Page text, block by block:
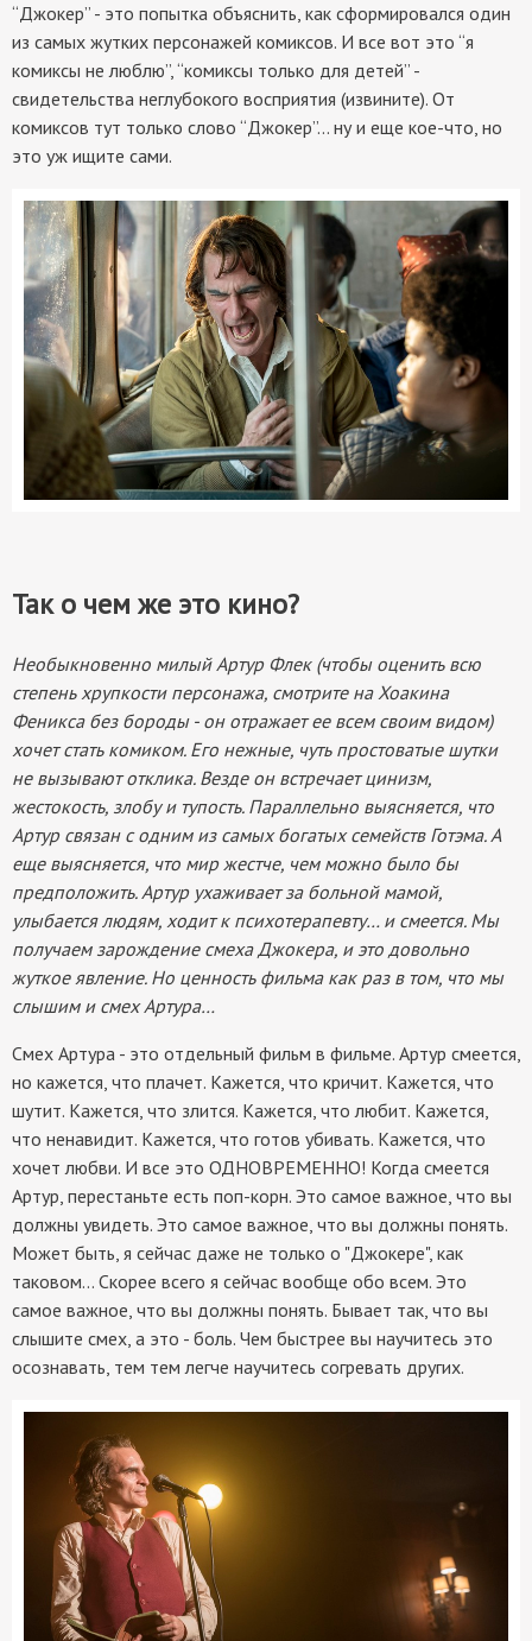
“Джокер” - это попытка объяснить, как сформировался один
из самых жутких персонажей комиксов. И все вот это “я
комиксы не люблю”, “комиксы только для детей” -
свидетельства неглубокого восприятия (извините). От
комиксов тут только слово “Джокер”... ну и еще кое-что, но
это уж ищите сами.
Так о чем же это кино?
Необыкновенно милый Артур Флек (чтобы оценить всю
степень хрупкости персонажа, смотрите на Хоакина
Феникса без бороды - он отражает ее всем своим видом)
хочет стать комиком. Его нежные, чуть простоватые шутки
не вызывают отклика. Везде он встречает цинизм,
жестокость, злобу и тупость. Параллельно выясняется, что
Артур связан с одним из самых богатых семейств Готэма. А
еще выясняется, что мир жестче, чем можно было бы
предположить. Артур ухаживает за больной мамой,
улыбается людям, ходит к психотерапевту… и смеется. Мы
получаем зарождение смеха Джокера, и это довольно
жуткое явление. Но ценность фильма как раз в том, что мы
слышим и смех Артура…
Смех Артура - это отдельный фильм в фильме. Артур смеется,
но кажется, что плачет. Кажется, что кричит. Кажется, что
шутит. Кажется, что злится. Кажется, что любит. Кажется,
что ненавидит. Кажется, что готов убивать. Кажется, что
хочет любви. И все это ОДНОВРЕМЕННО! Когда смеется
Артур, перестаньте есть поп-корн. Это самое важное, что вы
должны увидеть. Это самое важное, что вы должны понять.
Может быть, я сейчас даже не только о "Джокере", как
таковом... Скорее всего я сейчас вообще обо всем. Это
самое важное, что вы должны понять. Бывает так, что вы
слышите смех, а это - боль. Чем быстрее вы научитесь это
осознавать, тем тем легче научитесь согревать других.